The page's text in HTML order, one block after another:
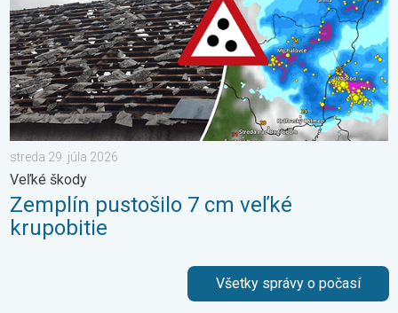
streda 29. júla 2026
Veľké škody
Zemplín pustošilo 7 cm veľké
krupobitie
Všetky správy o počasí